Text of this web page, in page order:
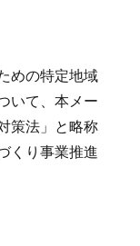
めの特定地域
いて、本メー
策法」と略称
くり事業推進